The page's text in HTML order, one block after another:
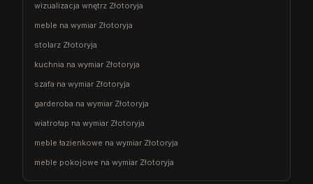
wizualizacja wnętrz Złotoryja
meble na wymiar Złotoryja
stolarz Złotoryja
kuchnia na wymiar Złotoryja
szafa na wymiar Złotoryja
garderoba na wymiar Złotoryja
wiatrołap na wymiar Złotoryja
meble łazienkowe na wymiar Złotoryja
meble pokojowe na wymiar Złotoryja